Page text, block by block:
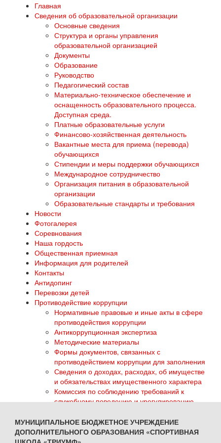
Главная
Сведения об образовательной организации
Основные сведения
Структура и органы управления
образовательной организацией
Документы
Образование
Руководство
Педагогический состав
Материально-техническое обеспечение и
оснащенность образовательного процесса.
Доступная среда.
Платные образовательные услуги
Финансово-хозяйственная деятельность
Вакантные места для приема (перевода)
обучающихся
Стипендии и меры поддержки обучающихся
Международное сотрудничество
Организация питания в образовательной
организации
Образовательные стандарты и требования
Новости
Фотогалерея
Соревнования
Наша гордость
Общественная приемная
Информация для родителей
Контакты
Антидопинг
Перевозки детей
Противодействие коррупции
Нормативные правовые и иные акты в сфере
противодействия коррупции
Антикоррупционная экспертиза
Методические материалы
Формы документов, связанных с
противодействием коррупции для заполнения
Сведения о доходах, расходах, об имуществе
и обязательствах имущественного характера
Комиссия по соблюдению требований к
служебному поведению и урегулированию
Обратная связь для сообщений о фактах
коррупции
ГТО
МУНИЦИПАЛЬНОЕ БЮДЖЕТНОЕ УЧРЕЖДЕНИЕ
ДОПОЛНИТЕЛЬНОГО ОБРАЗОВАНИЯ «СПОРТИВНАЯ